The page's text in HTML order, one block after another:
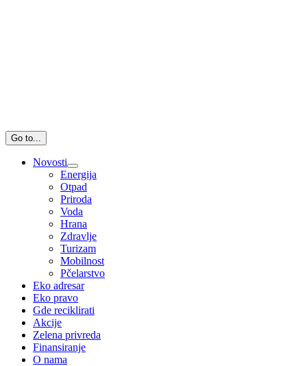
Go to...
Novosti
Energija
Otpad
Priroda
Voda
Hrana
Zdravlje
Turizam
Mobilnost
Pčelarstvo
Eko adresar
Eko pravo
Gde reciklirati
Akcije
Zelena privreda
Finansiranje
O nama